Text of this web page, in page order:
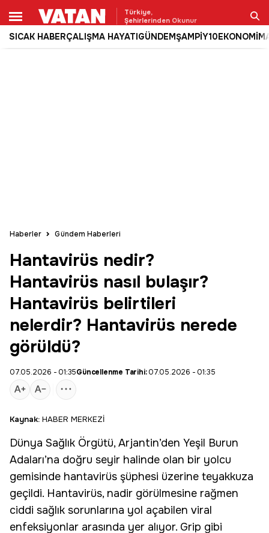
Türkiye,
Şehirlerinden Okunur
SICAK HABERÇALIŞMA HAYATIGÜNDEMŞAMPİY10EKONOMİ
Ara
Haberler Gündem Haberleri
Hantavirüs nedir?
Hantavirüs nasıl bulaşır?
Hantavirüs belirtileri
nelerdir? Hantavirüs nerede
görüldü?
07.05.2026 - 01:35Güncellenme Tarihi:07.05.2026 - 01:35
Kaynak: HABER MERKEZİ
Dünya Sağlık Örgütü, Arjantin’den Yeşil Burun
Adaları’na doğru seyir halinde olan bir yolcu
gemisinde hantavirüs şüphesi üzerine teyakkuza
geçildi. Hantavirüs, nadir görülmesine rağmen
ciddi sağlık sorunlarına yol açabilen viral
enfeksiyonlar arasında yer alıyor. Grip gibi